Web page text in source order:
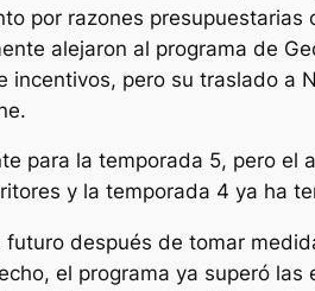
por razones
alejaron al programa de
pero su traslado a
para la temporada 5, pero
y la temporada 4 ya ha
después de tomar
el programa ya superó